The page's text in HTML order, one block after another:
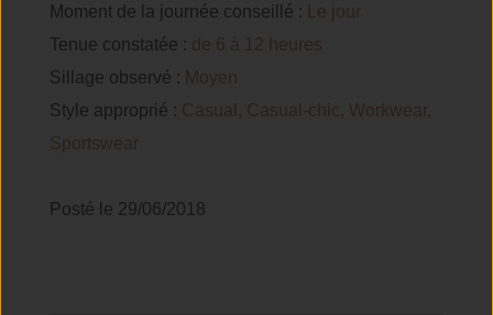
Moment de la journée conseillé :
Le jour
Tenue constatée : de 6 à 12 heures
Sillage observé : Moyen
Style approprié : Casual, Casual-chic, Workwear,
Sportswear
Posté le 29/06/2018